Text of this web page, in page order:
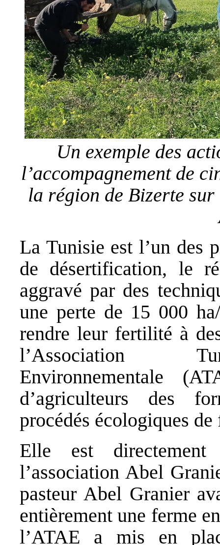
Un exemple des
l’accompagnement de
la région de Bizerte
La Tunisie est l’un des
de désertification, le
aggravé par des
une perte de 15 000
rendre leur fertilité à
l’Association
Environnementale
d’agriculteurs des
procédés écologiques
Elle est
l’association Abel
pasteur Abel Granier
entièrement une ferme
l’ATAE a mis en